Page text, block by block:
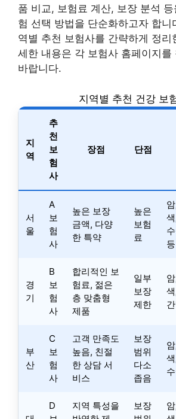
품 비교, 보험료 계산, 보장 분석
험 선택 방법을 단순화하고자 합니
역별 추천 보험사를 간략하게 정리
세한 내용은 각 보험사 홈페이지를
바랍니다.
지역별 추천 건강 보
지
역
추
천
보
험
사
장점 단점
서
울
A
보
험
사
높은 보장
금액, 다양
한 특약
높은
보험
료
등
경
기
B
보
험
사
합리적인 보
험료, 젊은
층 맞춤형
제품
일부
보장
제한
부
산
C
보
험
사
고객 만족도
높음, 친절
한 상담 서
비스
보장
범위
다소
좁음
D
지역 특성을
보장